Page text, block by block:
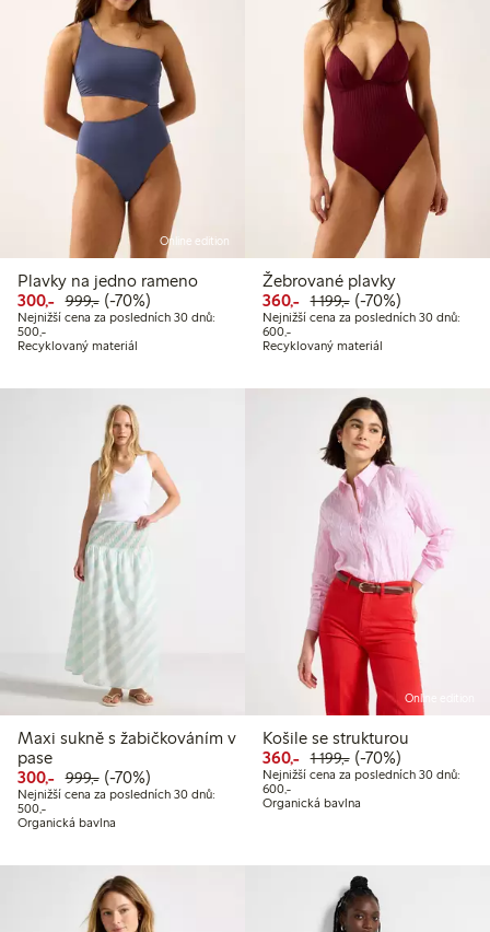
Online edition
Plavky na jedno rameno
300,- Snížená cena: 300,00 Kč
999,-Běžná cena: 999,00 Kč
70% sleva
(-70%)
Nejnižší cena za posledních 30 dnů:
500,-Nejnižší cena za posledních 30 dnů: 500,00 Kč
Recyklovaný materiál
Žebrované plavky
360,- Snížená cena: 360,00 Kč
1 199,-Běžná cena: 1
70% sleva
(-70%)
Nejnižší cena za posledních 30 dnů:
600,-Nejnižší cena za posledních 30
Recyklovaný materiál
Maxi sukně s žabičkováním v
pase
300,- Snížená cena: 300,00 Kč
999,-Běžná cena: 999,00 Kč
70% sleva
(-70%)
Nejnižší cena za posledních 30 dnů:
500,-Nejnižší cena za posledních 30 dnů: 500,00 Kč
Organická bavlna
Online edition
Košile se strukturou
360,- Snížená cena: 360,00 Kč
1 199,-Běžná cena: 1
70% sleva
(-70%)
Nejnižší cena za posledních 30 dnů:
600,-Nejnižší cena za posledních 30
Organická bavlna